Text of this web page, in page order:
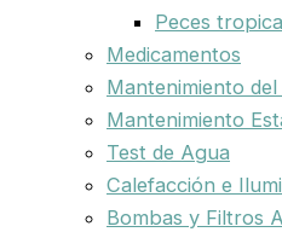
Peces
Medicamentos
Mantenimiento
Mantenimiento
Test de Agua
Calefacción e
Bombas y Filtros